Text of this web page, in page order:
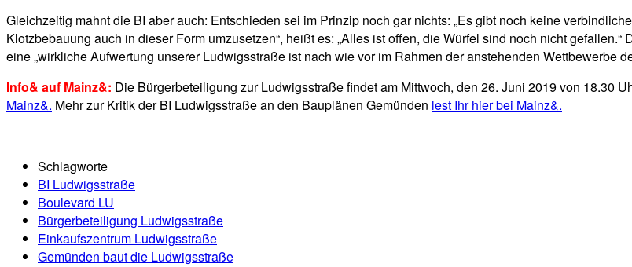
Gleichzeitig mahnt die BI aber auch: Entschieden sei im Prinzip noch gar nichts: „Es gibt noch keine
Klotzbebauung auch in dieser Form umzusetzen“, heißt es: „Alles ist offen, die Würfel sind noch nicht
eine „wirkliche Aufwertung unserer Ludwigsstraße ist nach wie vor im Rahmen der anstehenden Wettbewerbe
Info& auf Mainz&: Die Bürgerbeteiligung zur Ludwigsstraße findet am Mittwoch, den 26. Juni 2019 von 18.30
Mainz&. Mehr zur Kritik der BI Ludwigsstraße an den Bauplänen Gemünden lest Ihr hier bei Mainz&.
Schlagworte
BI Ludwigsstraße
Boulevard LU
Bürgerbeteiligung Ludwigsstraße
Einkaufszentrum Ludwigsstraße
Gemünden baut die Ludwigsstraße